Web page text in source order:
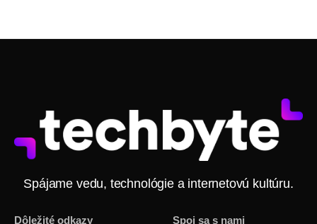
Spájame vedu, technológie a internetovú kultúru.
Dôležité odkazy Spoj sa s nami